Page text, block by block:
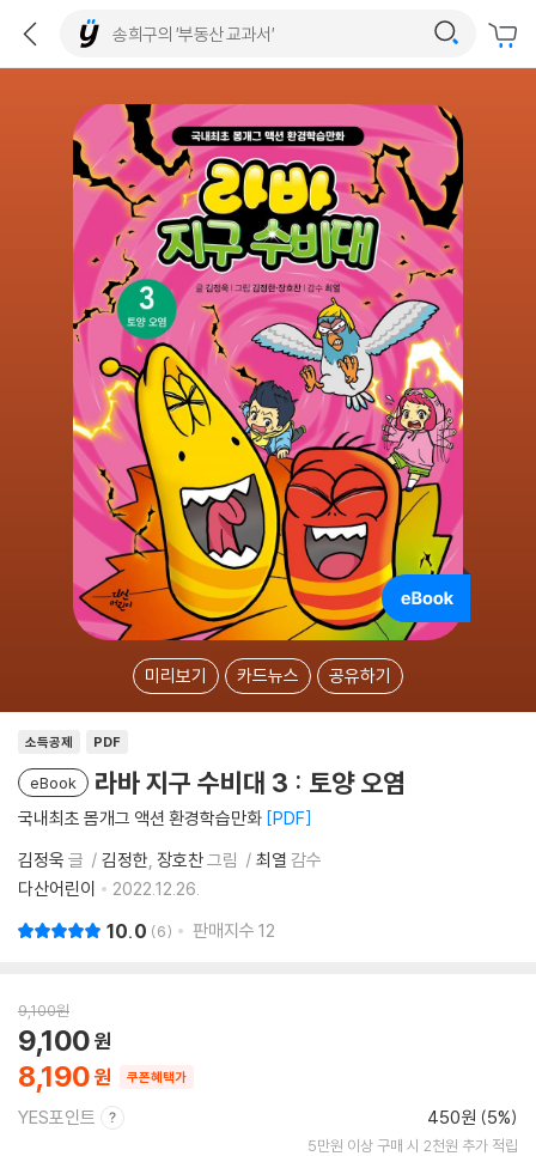
미리보기 카드뉴스 공유하기
소득공제 PDF
eBook 라바 지구 수비대 3 : 토양 오염
국내최초 몸개그 액션 환경학습만화 PDF
김정욱 글 김정한 장호찬그림 최열 감수
다산어린이
2022.12.26.
10.0 6 판매지수 12
9,100원
8,190
9,100
쿠폰혜택가
YES포인트 450원 (5%)
5만원 이상 구매 시 2천원 추가 적립